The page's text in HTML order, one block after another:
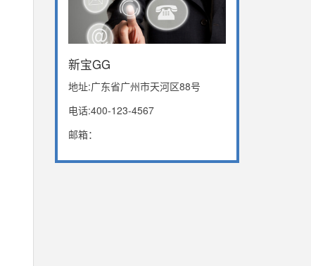
新宝GG
地址:广东省广州市天河区88号
电话:400-123-4567
邮箱：